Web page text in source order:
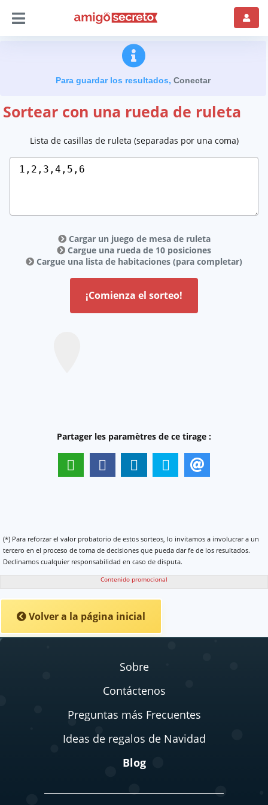
Para guardar los resultados, Conectar
Sortear con una rueda de ruleta
Lista de casillas de ruleta (separadas por una coma)
Cargar un juego de mesa de ruleta
Cargue una rueda de 10 posiciones
Cargue una lista de habitaciones (para completar)
¡Comienza el sorteo!
Partager les paramètres de ce tirage :
(*) Para reforzar el valor probatorio de estos sorteos, lo invitamos a involucrar a un
tercero en el proceso de toma de decisiones que pueda dar fe de los resultados.
Declinamos cualquier responsabilidad en caso de disputa.
Contenido promocional
Volver a la página inicial
Sobre
Contáctenos
Preguntas más Frecuentes
Ideas de regalos de Navidad
Blog